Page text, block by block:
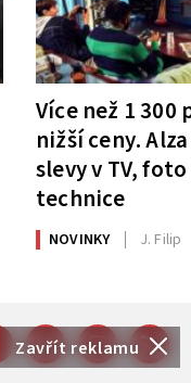
Zavřít reklamu
Více než 1
nižší ceny.
slevy v TV,
technice
NOVINKY J. Filip